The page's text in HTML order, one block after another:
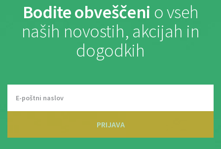
Bodite obveščeni o vseh
naših novostih, akcijah in
dogodkih
PRIJAVA